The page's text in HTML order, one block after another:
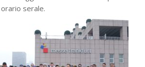
serale.